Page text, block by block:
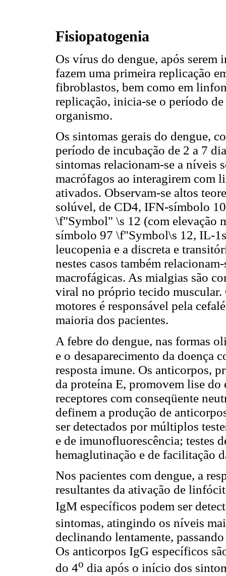
Fisiopatogenia
Os vírus do dengue, após
fazem uma primeira replicação
fibroblastos, bem como em
replicação, inicia-se o período
organismo.
Os sintomas gerais do dengue,
período de incubação de 2 a 7
sintomas relacionam-se a níveis
macrófagos ao interagirem com
ativados. Observam-se altos
solúvel, de CD4, IFN-símbolo
\f"Symbol" \s 12 (com elevação
símbolo 97 \f"Symbol\s 12, IL-
leucopenia e a discreta e
nestes casos também
macrofágicas. As mialgias são
viral no próprio tecido
motores é responsável pela
maioria dos pacientes.
A febre do dengue, nas formas
e o desaparecimento da doença
resposta imune. Os anticorpos,
da proteína E, promovem lise
receptores com conseqüente
definem a produção de
ser detectados por múltiplos
e de imunofluorescência; testes
hemaglutinação e de facilitação
Nos pacientes com dengue, a
resultantes da ativação de
IgM específicos podem ser
sintomas, atingindo os níveis
declinando lentamente,
Os anticorpos IgG específicos
do 4o dia após o início dos